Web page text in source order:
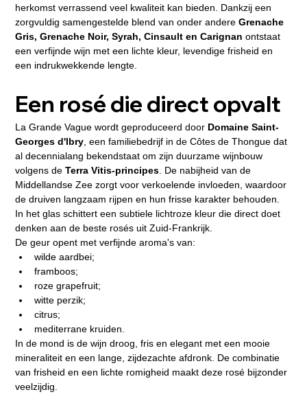
herkomst verrassend veel kwaliteit kan bieden. Dankzij een
zorgvuldig samengestelde blend van onder andere Grenache
Gris, Grenache Noir, Syrah, Cinsault en Carignan ontstaat
een verfijnde wijn met een lichte kleur, levendige frisheid en
een indrukwekkende lengte.
Een rosé die direct opvalt
La Grande Vague wordt geproduceerd door Domaine Saint-
Georges d'Ibry, een familiebedrijf in de Côtes de Thongue dat
al decennialang bekendstaat om zijn duurzame wijnbouw
volgens de Terra Vitis-principes. De nabijheid van de
Middellandse Zee zorgt voor verkoelende invloeden, waardoor
de druiven langzaam rijpen en hun frisse karakter behouden.
In het glas schittert een subtiele lichtroze kleur die direct doet
denken aan de beste rosés uit Zuid-Frankrijk.
De geur opent met verfijnde aroma's van:
wilde aardbei;
framboos;
roze grapefruit;
witte perzik;
citrus;
mediterrane kruiden.
In de mond is de wijn droog, fris en elegant met een mooie
mineraliteit en een lange, zijdezachte afdronk. De combinatie
van frisheid en een lichte romigheid maakt deze rosé bijzonder
veelzijdig.